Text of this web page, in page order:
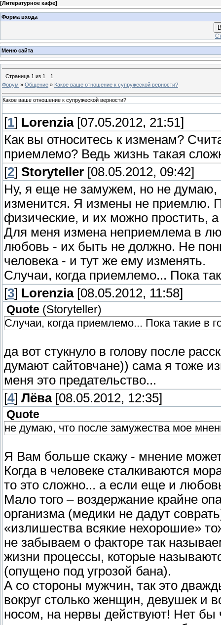
[Литературное кафе]
Форма входа
Меню сайта
Страница 1 из 1
1
Форум » Общение » Какое ваше отношение к супружеской верности?
Какое ваше отношение к супружеской верности?
[1] Lorenzia[07.05.2012, 21:51]
Как вы относитесь к изменам?
приемлемо? Ведь жизнь такая
[2] Storyteller [08.05.2012, 09:42]
Ну, я еще не замужем, но не думаю,
изменится. Я измены не приемлю.
физические, и их можно простить,
Для меня измена неприемлема в
любовь - их быть не должно. Не
человека - и тут же ему изменять.
Случаи, когда приемлемо... Пока
[3] Lorenzia[08.05.2012, 11:58]
Quote (Storyteller)
Случаи, когда приемлемо... Пока такие в
да вот стукнуло в голову после
думают сайтовчане)) сама я тоже
меня это предательство...
[4] Лёва[08.05.2012, 12:35]
Quote
не думаю, что после замужества мое
Я Вам больше скажу - мнение
Когда в человеке сталкиваются
то это сложно... а если еще и
Мало того – воздержание крайне
организма (медики не дадут
«излишества всякие нехорошие»
не забываем о факторе так
жизни процессы, которые
(опущено под угрозой бана).
А со стороны мужчин, так это
вокруг столько женщин, девушек и
носом, на нервы действуют! Нет